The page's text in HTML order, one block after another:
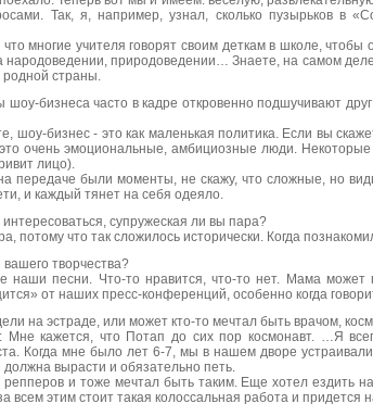
Так, я, например, узнал, сколько пузырьков в
многие учителя говорят своим деткам в школе, чтобы
народоведении, природоведении… Знаете, на самом
родной страны.
бизнеса часто в кадре откровенно подшучивают
шоу-бизнес - это как маленькая политика. Если вы
очень эмоциональные, амбициозные люди.
лицо).
передаче были моменты, не скажу, что сложные, но
и каждый тянет на себя одеяло.
супружеская ли вы пара?
потому что так сложилось исторически. Когда
творчества?
наши песни. Что-то нравится, что-то нет. Мама может
от наших пресс-конференций, особенно когда
на эстраде, или может кто-то мечтал быть врачом,
Мне кажется, что Потап до сих пор космонавт. …Я
Когда мне было лет 6-7, мы в нашем дворе
вырасти и обязательно петь.
и тоже мечтал быть таким. Еще хотел ездить
всем этим стоит такая колоссальная работа и придется